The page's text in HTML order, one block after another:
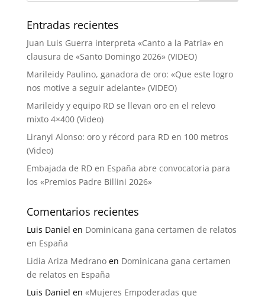
Entradas recientes
Juan Luis Guerra interpreta «Canto a la Patria» en
clausura de «Santo Domingo 2026» (VIDEO)
Marileidy Paulino, ganadora de oro: «Que este logro
nos motive a seguir adelante» (VIDEO)
Marileidy y equipo RD se llevan oro en el relevo
mixto 4×400 (Video)
Liranyi Alonso: oro y récord para RD en 100 metros
(Video)
Embajada de RD en España abre convocatoria para
los «Premios Padre Billini 2026»
Comentarios recientes
Luis Daniel en Dominicana gana certamen de relatos
en España
Lidia Ariza Medranoen Dominicana gana certamen
de relatos en España
Luis Daniel en «Mujeres Empoderadas que